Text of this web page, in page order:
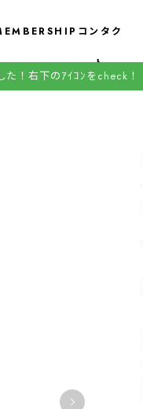
コンタク
ト
た！右下のｱｲｺﾝをcheck！